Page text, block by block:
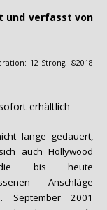
von
Strong, ©2018
lange gedauert,
auch Hollywood
bis heute
Anschläge
September 2001